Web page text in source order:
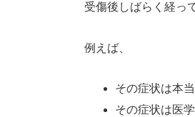
受傷後しばらく経っ
例えば、
その症状は本
その症状は医